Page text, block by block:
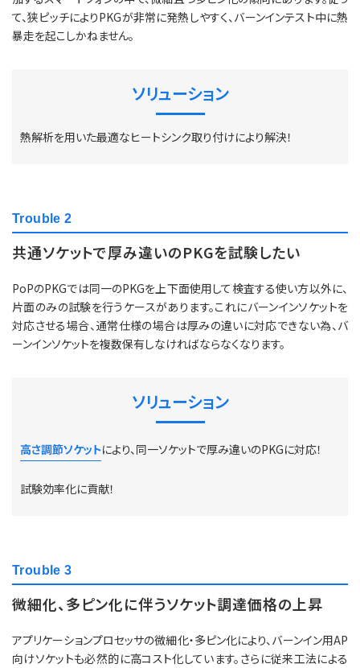
て、狭ピッチによりPKGが非常に発熱しやすく、バーンインテスト中に熱
暴走を起こしかねません。
ソリューション
熱解析を用いた最適なヒートシンク取り付けにより解決！
Trouble 2
共通ソケットで厚み違いのPKGを試験したい
PoPのPKGでは同一のPKGを上下面使用して検査する使い方以外に、
片面のみの試験を行うケースがあります。これにバーンインソケットを
対応させる場合、通常仕様の場合は厚みの違いに対応できない為、バ
ーンインソケットを複数保有しなければならなくなります。
ソリューション
高さ調節ソケットにより、同一ソケットで厚み違いのPKGに対応！
試験効率化に貢献！
Trouble 3
微細化、多ピン化に伴うソケット調達価格の上昇
アプリケーションプロセッサの微細化・多ピン化により、バーンイン用AP
向けソケットも必然的に高コスト化しています。さらに従来工法による